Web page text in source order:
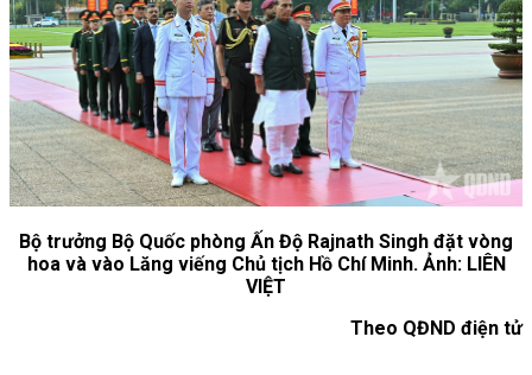
Bộ trưởng Bộ Quốc phòng Ấn Độ Rajnath Singh đặt vòng
hoa và vào Lăng viếng Chủ tịch Hồ Chí Minh. Ảnh: LIÊN
VIỆT
Theo QĐND điện tử